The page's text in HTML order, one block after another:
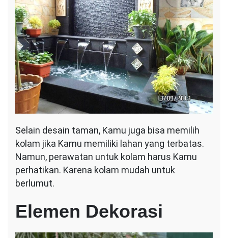
Selain desain taman, Kamu juga bisa memilih
kolam jika Kamu memiliki lahan yang terbatas.
Namun, perawatan untuk kolam harus Kamu
perhatikan. Karena kolam mudah untuk
berlumut.
Elemen Dekorasi